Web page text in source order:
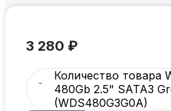
3 280 ₽
Количество товара
480Gb 2.5" SATA3
(WDS480G3G0A)